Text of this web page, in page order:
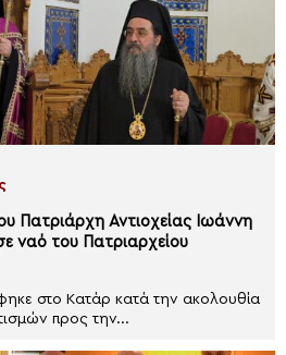
Πατριάρχη Αντιοχείας Ιωάννη
ναό του Πατριαρχείου
στο Κατάρ κατά την ακολουθία
προς την...